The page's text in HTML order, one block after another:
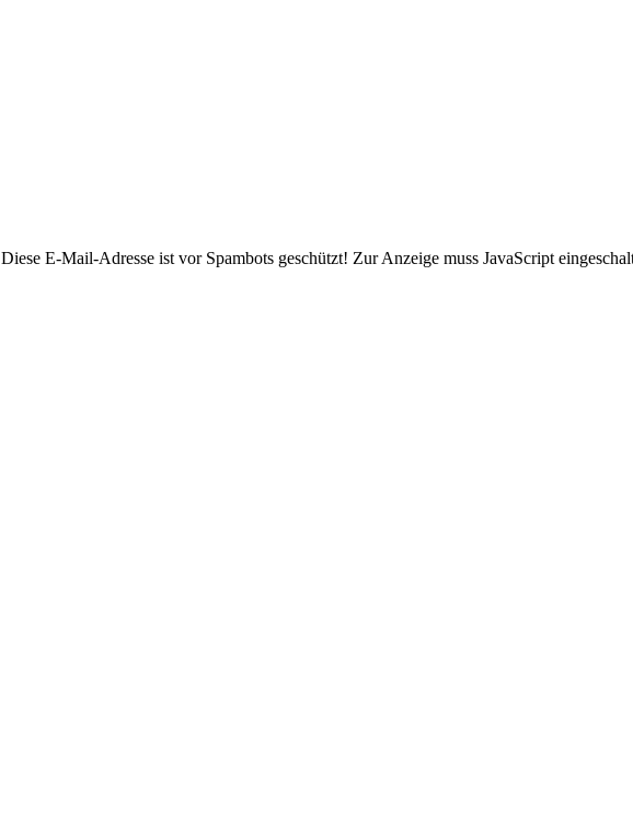
Diese E-Mail-Adresse ist vor Spambots geschützt! Zur Anzeige muss JavaScript